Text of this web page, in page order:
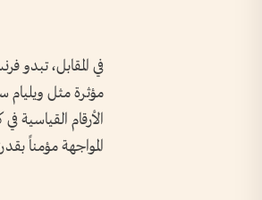
في المقابل، تبدو
مؤثرة مثل ويليام
الأرقام القياسية
المواجهة مؤمناً